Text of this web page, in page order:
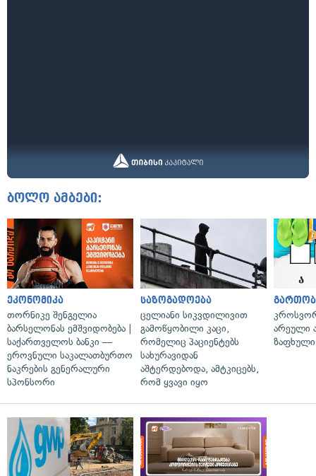
ბოლო ამბები:
ეკონომიკა
თორნიკე შენგელია
ბარსელონას ემშვიდობება |
საქართველოს ბანკი —
ეროვნული საკალათბურთო
ნაკრების გენერალური
სპონსორი
საზოგადოება
ცელიანი სიკვდილივით
გამოწყობილი კაცი,
რომელიც პაციენტებს
სახურავიდან
აშტერდებოდა, ამტკიცებს,
რომ ყვავი იყო
არეული